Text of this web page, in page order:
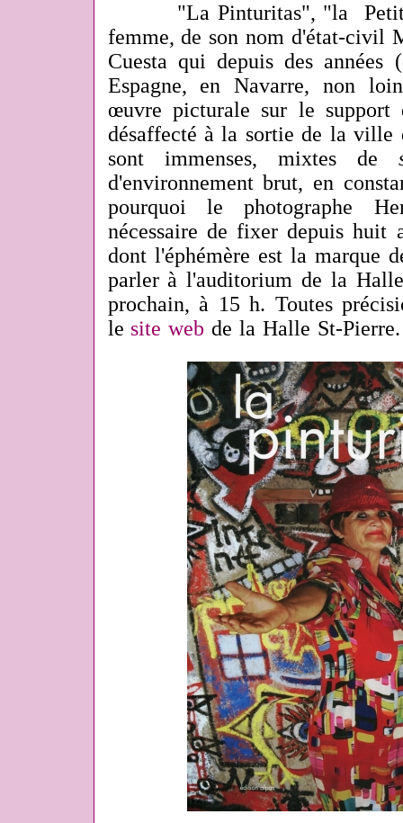
"La Pinturitas", "la
femme, de son nom d'état-civil
Cuesta qui depuis des années
Espagne, en Navarre, non
œuvre picturale sur le support
désaffecté à la sortie de la ville
sont immenses, mixtes de
d'environnement brut, en
pourquoi le photographe
nécessaire de fixer depuis huit
dont l'éphémère est la marque
parler à l'auditorium de la
prochain, à 15 h. Toutes
le site web de la Halle St-